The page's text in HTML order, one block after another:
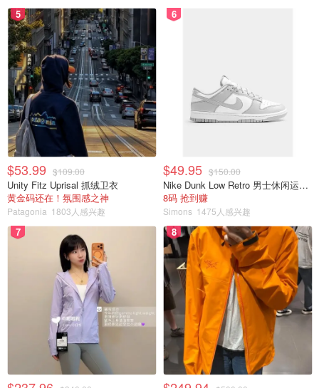
婚前协议虽然在婚前显得“有点沉重”，但一旦步入婚姻，通
常并不会成为生活的焦点，费利佩说。
她给其他准新人建议：尽早坦诚沟通，多交流彼此的想法，
确保双方在金钱观念和目标上达成一致。
“如果财务是你们之间的敏感议题，那这或许就是一个必须
提前面对的问题。”
文章来自：
torontostar.com ，版权属于原作者。
加拿大顶级离婚律师总结，伴侣结婚
前应该搞清楚的5件事！
6997
多伦多TOP7离婚律师推荐 - 聘用律师
费用、各律所业务以及信息盘点！
5
$53.99 $109.00
Unity Fitz Uprisal 抓绒卫衣
黄金码还在！氛围感之神
Patagonia 1803人感兴趣
6
$49.95 $150.00
Nike Dunk Low Retro 男士休闲运动鞋
8码 抢到赚
Simons 1475人感兴趣
7 8